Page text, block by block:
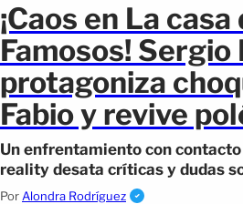
¡Caos en La casa
Famosos! Sergio
protagoniza
Fabio y revive
Un enfrentamiento con
reality desata críticas y dudas
sanciones hacia los participantes.
Por Alondra Rodríguez